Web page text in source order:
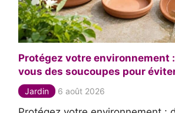
Protégez votre environnement
vous des soucoupes pour
Jardin 6 août 2026